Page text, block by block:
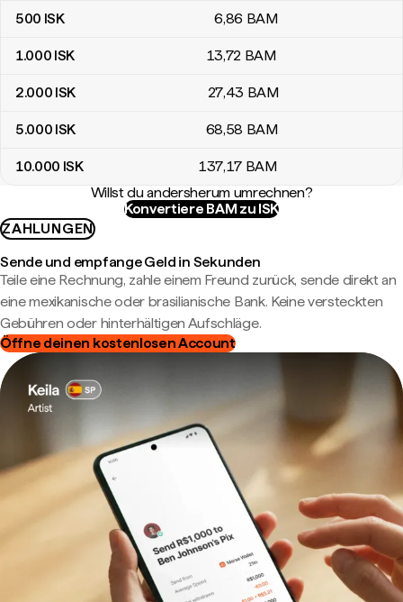
500 ISK 6,86 BAM
1.000 ISK 13,72 BAM
2.000 ISK 27,43 BAM
5.000 ISK 68,58 BAM
10.000 ISK 137,17 BAM
Willst du andersherum umrechnen?
Konvertiere BAM zu ISK
ZAHLUNGEN
Sende und empfange Geld in Sekunden
Teile eine Rechnung, zahle einem Freund zurück, sende direkt an
eine mexikanische oder brasilianische Bank. Keine versteckten
Gebühren oder hinterhältigen Aufschläge.
Öffne deinen kostenlosen Account